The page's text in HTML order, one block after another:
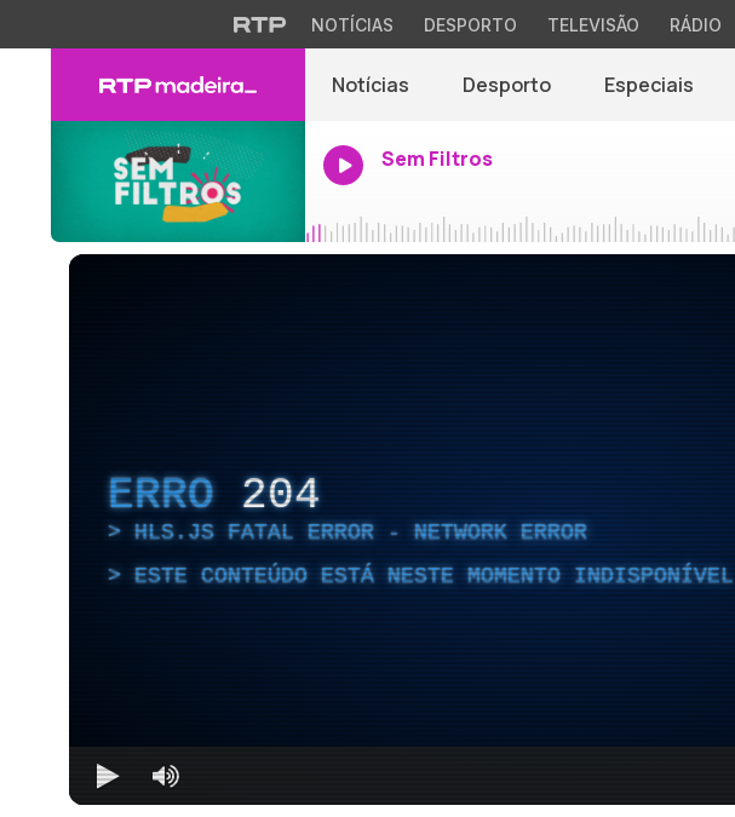
NOTÍCIAS DESPORTO TELEVISÃO RÁDIO
Notícias Desporto Especiais
Sem Filtros
ERRO 204
HLS.JS FATAL ERROR - NETWORK ERROR
ESTE CONTEÚDO ESTÁ NESTE MOMENTO INDISPONÍVEL